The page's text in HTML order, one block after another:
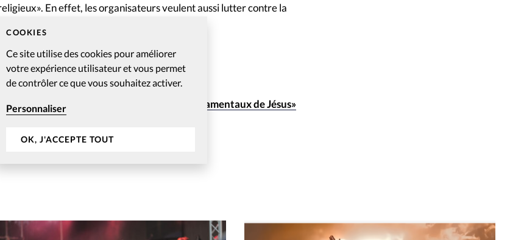
COOKIES
Ce site utilise des cookies pour améliorer
votre expérience utilisateur et vous permet
de contrôler ce que vous souhaitez activer.
Personnaliser
OK, J'ACCEPTE TOUT
En effet, les organisateurs veulent aussi lutter contre la
Leplang
concentrera «sur les enseignements fondamentaux de Jésus»
les femmes?»